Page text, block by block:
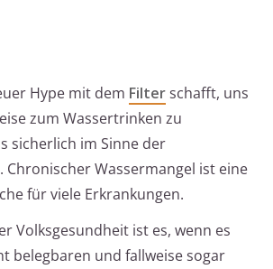
Hype mit dem Filterschafft, uns
zum Wassertrinken zu
sicherlich im Sinne der
Chronischer Wassermangel ist eine
für viele Erkrankungen.
Volksgesundheit ist es, wenn es
belegbaren und fallweise sogar